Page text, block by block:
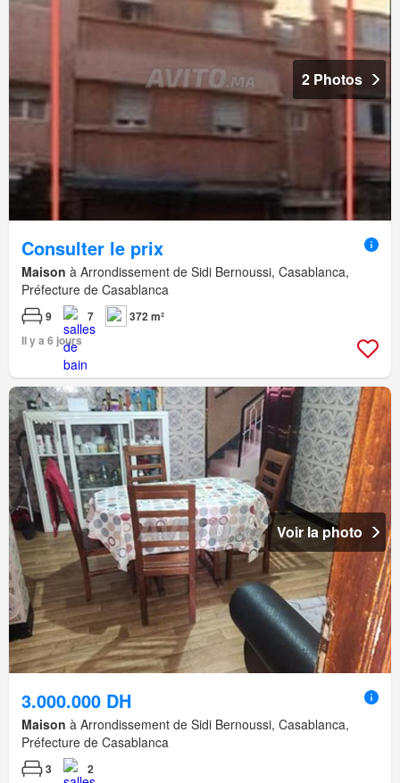
2 Photos
Consulter le prix
Maison à Arrondissement de Sidi Bernoussi, Casablanca,
Préfecture de Casablanca
9 7
372 m²
Il y a 6 jours
Voir la photo
3.000.000 DH
Maison à Arrondissement de Sidi Bernoussi, Casablanca,
Préfecture de Casablanca
3 2